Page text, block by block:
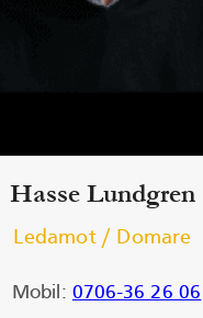
Hasse Lundgren
Ledamot / Domare
Mobil: 0706-36 26 06